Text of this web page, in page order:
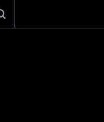
Armadas